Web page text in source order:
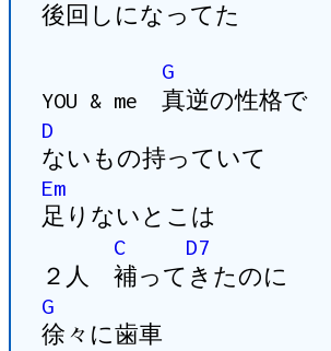
後回しになってた
G
YOU & me 真逆の性格で
D
ないもの持っていて
Em
足りないとこは
C
D7
２人 補ってきたのに
G
徐々に歯車